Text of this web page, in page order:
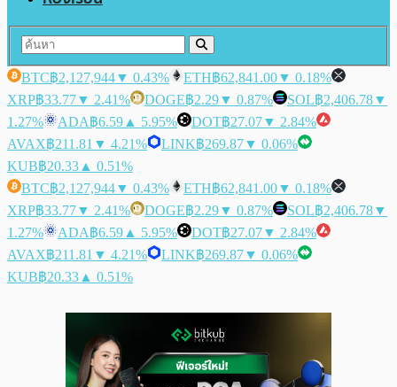
BTC฿2,127,944▼ 0.43% ETH฿62,841.00▼ 0.18%
XRP฿33.77▼ 2.41% DOGE฿2.29▼ 0.87% SOL฿2,406.78▼
1.27%
ADA฿6.59 ▲ 5.95% DOT฿27.07▼ 2.84%
AVAX฿211.81 ▼ 4.21% LINK฿269.87▼ 0.06%
KUB฿20.33 ▲ 0.51%
BTC฿2,127,944▼ 0.43% ETH฿62,841.00▼ 0.18%
XRP฿33.77▼ 2.41% DOGE฿2.29▼ 0.87% SOL฿2,406.78▼
1.27%
ADA฿6.59 ▲ 5.95% DOT฿27.07▼ 2.84%
AVAX฿211.81 ▼ 4.21% LINK฿269.87▼ 0.06%
KUB฿20.33 ▲ 0.51%